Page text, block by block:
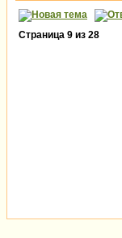
Страница 9 из 28